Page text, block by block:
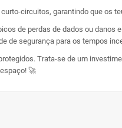
circuitos, garantindo que os
de perdas de dados ou danos
de segurança para os tempos
Trata-se de um
🚀